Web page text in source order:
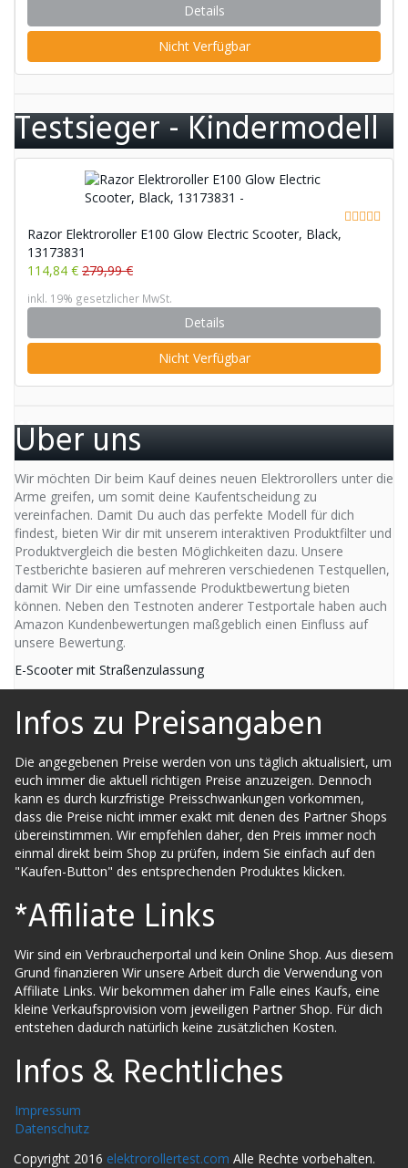
Details
Nicht Verfügbar
Testsieger - Kindermodell
Razor Elektroroller E100 Glow Electric Scooter, Black,
13173831
114,84 € 279,99 €
inkl. 19% gesetzlicher MwSt.
Details
Nicht Verfügbar
Über uns
Wir möchten Dir beim Kauf deines neuen Elektrorollers unter die
Arme greifen, um somit deine Kaufentscheidung zu
vereinfachen. Damit Du auch das perfekte Modell für dich
findest, bieten Wir dir mit unserem interaktiven Produktfilter und
Produktvergleich die besten Möglichkeiten dazu. Unsere
Testberichte basieren auf mehreren verschiedenen Testquellen,
damit Wir Dir eine umfassende Produktbewertung bieten
können. Neben den Testnoten anderer Testportale haben auch
Amazon Kundenbewertungen maßgeblich einen Einfluss auf
unsere Bewertung.
E-Scooter mit Straßenzulassung
Infos zu Preisangaben
Die angegebenen Preise werden von uns täglich aktualisiert, um
euch immer die aktuell richtigen Preise anzuzeigen. Dennoch
kann es durch kurzfristige Preisschwankungen vorkommen,
dass die Preise nicht immer exakt mit denen des Partner Shops
übereinstimmen. Wir empfehlen daher, den Preis immer noch
einmal direkt beim Shop zu prüfen, indem Sie einfach auf den
"Kaufen-Button" des entsprechenden Produktes klicken.
*Affiliate Links
Wir sind ein Verbraucherportal und kein Online Shop. Aus diesem
Grund finanzieren Wir unsere Arbeit durch die Verwendung von
Affiliate Links. Wir bekommen daher im Falle eines Kaufs, eine
kleine Verkaufsprovision vom jeweiligen Partner Shop. Für dich
entstehen dadurch natürlich keine zusätzlichen Kosten.
Infos & Rechtliches
Impressum
Datenschutz
Copyright 2016 elektrorollertest.com Alle Rechte vorbehalten.